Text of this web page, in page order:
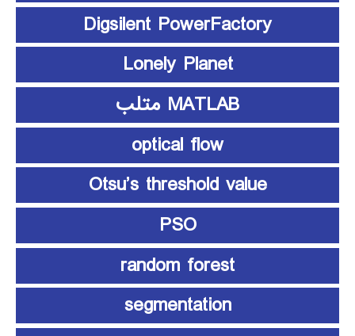
Digsilent PowerFactory
Lonely Planet
MATLAB متلب
optical flow
Otsu’s threshold value
PSO
random forest
segmentation